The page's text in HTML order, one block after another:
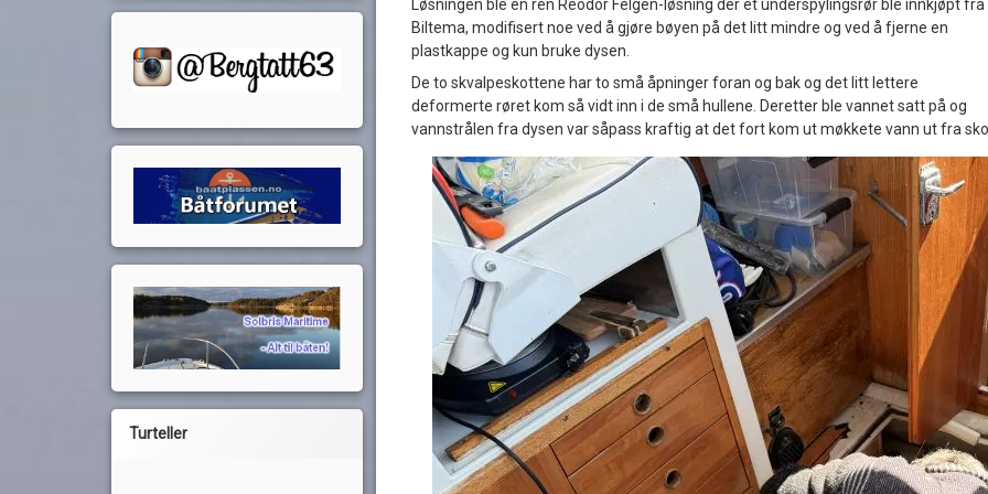
Løsningen ble en ren Reodor Felgen-løsning der et underspylingsrør ble innkjøpt fra
Biltema, modifisert noe ved å gjøre bøyen på det litt mindre og ved å fjerne en
plastkappe og kun bruke dysen.
De to skvalpeskottene har to små åpninger foran og bak og det litt lettere
deformerte røret kom så vidt inn i de små hullene. Deretter ble vannet satt på og
vannstrålen fra dysen var såpass kraftig at det fort kom ut møkkete vann ut fra
Turteller